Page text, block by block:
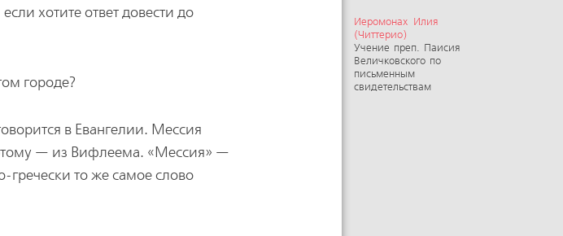
Иеромонах Илия
(Читтерио)
Учение преп. Паисия
Величковского по
письменным
свидетельствам
хотите ответ довести до
городе?
в Евангелии. Мессия
— из Вифлеема. «Мессия» —
то же самое слово